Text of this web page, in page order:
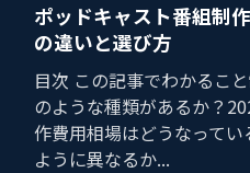
ポッドキャスト番組制
の違いと選び方
目次 この記事でわかるこ
のような種類があるか？
作費用相場はどうなって
ように異なるか...